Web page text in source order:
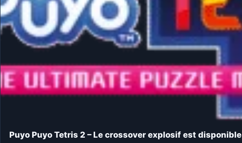
Puyo Puyo Tetris 2 – Le crossover explosif est disponible